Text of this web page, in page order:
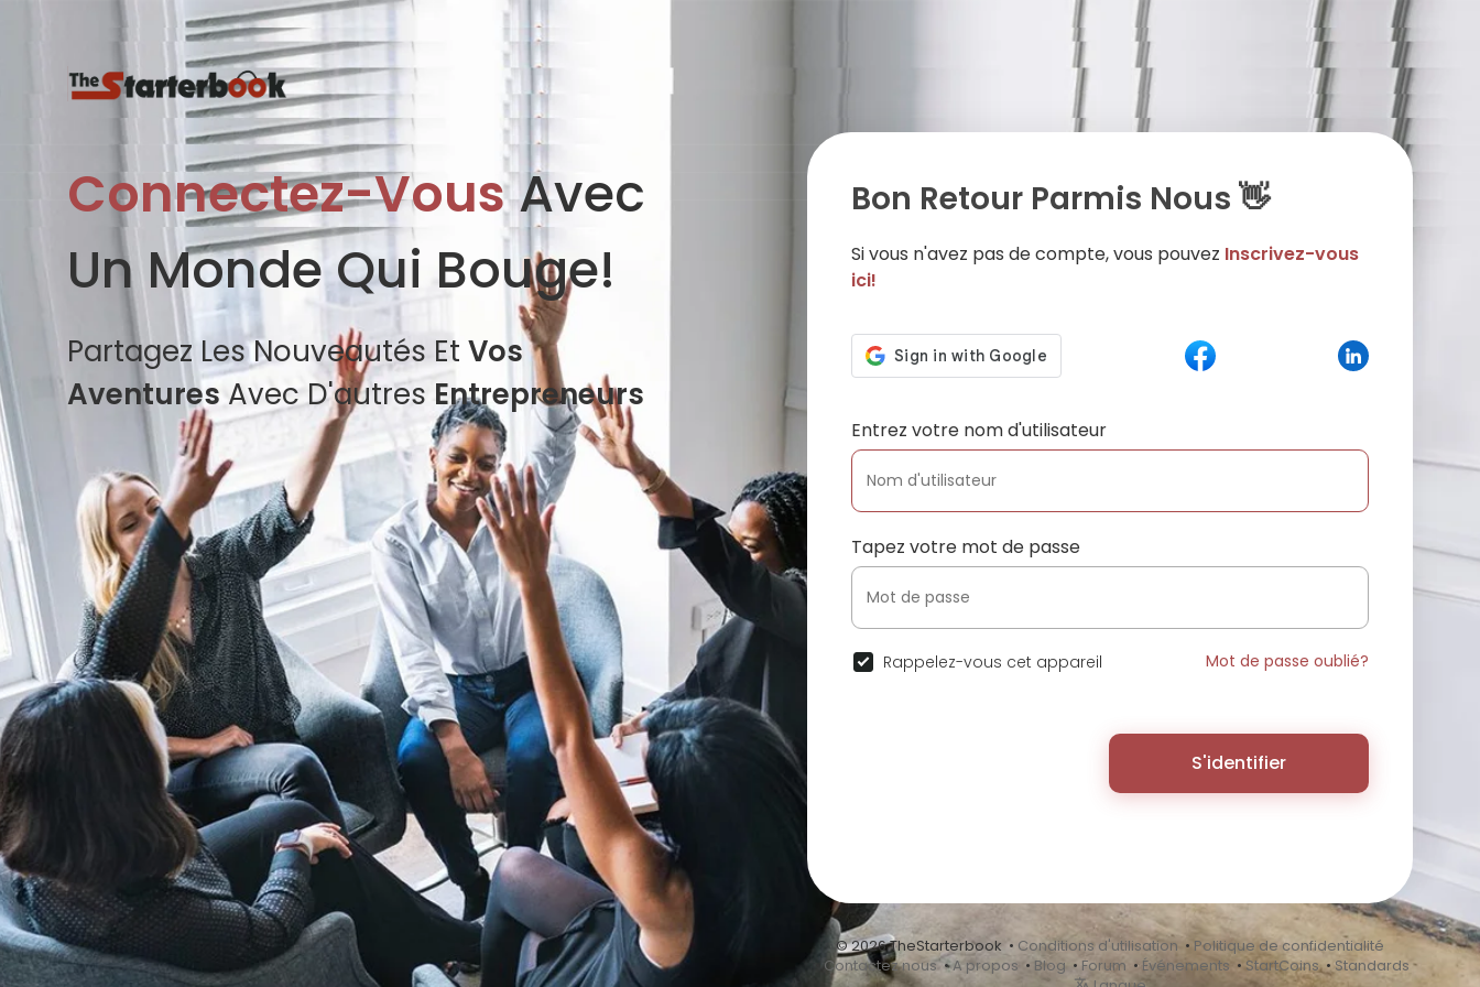
Connectez-VousAvec
Un Monde Qui Bouge!
Partagez Les Nouveautés Et Vos
Aventures Avec D'autres Entrepreneurs
Bon Retour Parmis Nous 👋
Si vous n'avez pas de compte, vous pouvez Inscrivez-vous
ici!
Entrez votre nom d'utilisateur
Tapez votre mot de passe
Rappelez-vous cet appareil Mot de passe oublié?
S'identifier
© 2026 TheStarterbook • Conditions d'utilisation • Politique de confidentialité
•Contactez nous•A propos•Blog • Forum • Événements • StartCoins•Standards